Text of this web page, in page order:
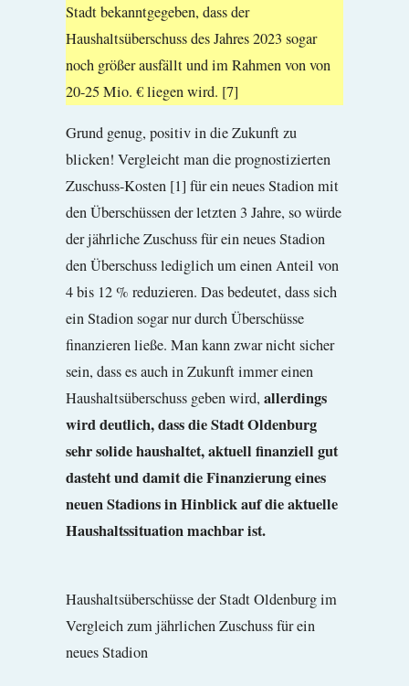
Stadt bekanntgegeben, dass der
Haushaltsüberschuss des Jahres 2023 sogar
noch größer ausfällt und im Rahmen von von
20-25 Mio. € liegen wird. [7]
Grund genug, positiv in die Zukunft zu
blicken! Vergleicht man die prognostizierten
Zuschuss-Kosten [1] für ein neues Stadion mit
den Überschüssen der letzten 3 Jahre, so würde
der jährliche Zuschuss für ein neues Stadion
den Überschuss lediglich um einen Anteil von
4 bis 12 % reduzieren. Das bedeutet, dass sich
ein Stadion sogar nur durch Überschüsse
finanzieren ließe. Man kann zwar nicht sicher
sein, dass es auch in Zukunft immer einen
Haushaltsüberschuss geben wird, allerdings
wird deutlich, dass die Stadt Oldenburg
sehr solide haushaltet, aktuell finanziell gut
dasteht und damit die Finanzierung eines
neuen Stadions in Hinblick auf die aktuelle
Haushaltssituation machbar ist.
Haushaltsüberschüsse der Stadt Oldenburg im
Vergleich zum jährlichen Zuschuss für ein
neues Stadion